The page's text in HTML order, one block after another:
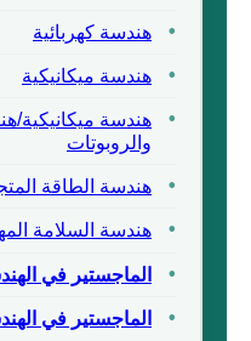
هندسة كهربائية
هندسة ميكانيكية
هندسة ميكانيكية/
والروبوتات
هندسة الطاقة
هندسة السلامة
الماجستير في
الماجستير في